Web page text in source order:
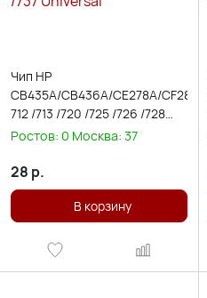
Чип HP
CB435A/CB436A/CE278A/
712 /713 /720 /725 /726 /728
/737 Universal
Ростов: 0 Москва: 37
28 р.
В корзину